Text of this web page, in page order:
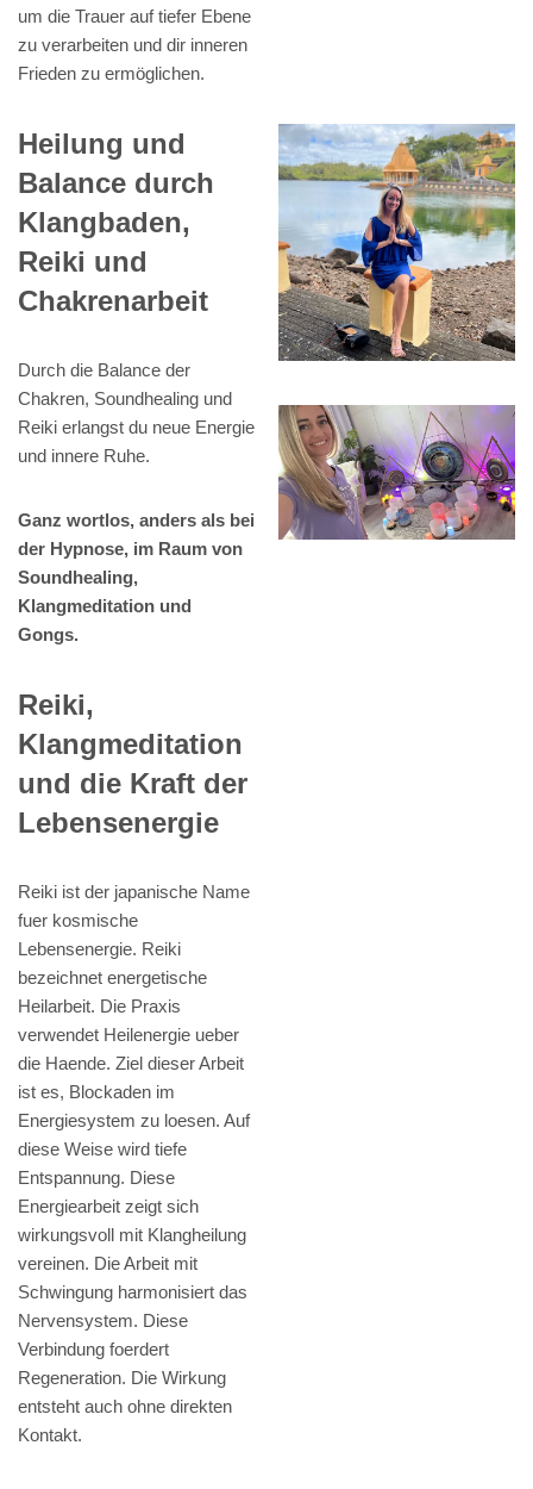
um die Trauer auf tiefer Ebene
zu verarbeiten und dir inneren
Frieden zu ermöglichen.
Heilung und
Balance durch
Klangbaden,
Reiki und
Chakrenarbeit
Durch die Balance der
Chakren, Soundhealing und
Reiki erlangst du neue Energie
und innere Ruhe.
Ganz wortlos, anders als bei
der Hypnose, im Raum von
Soundhealing,
Klangmeditation und
Gongs.
Reiki,
Klangmeditation
und die Kraft der
Lebensenergie
Reiki ist der japanische Name
fuer kosmische
Lebensenergie. Reiki
bezeichnet energetische
Heilarbeit. Die Praxis
verwendet Heilenergie ueber
die Haende. Ziel dieser Arbeit
ist es, Blockaden im
Energiesystem zu loesen. Auf
diese Weise wird tiefe
Entspannung. Diese
Energiearbeit zeigt sich
wirkungsvoll mit Klangheilung
vereinen. Die Arbeit mit
Schwingung harmonisiert das
Nervensystem. Diese
Verbindung foerdert
Regeneration. Die Wirkung
entsteht auch ohne direkten
Kontakt.